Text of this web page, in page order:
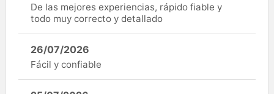
De las mejores experiencias, rápido fiable y
todo muy correcto y detallado
26/07/2026
Fácil y confiable